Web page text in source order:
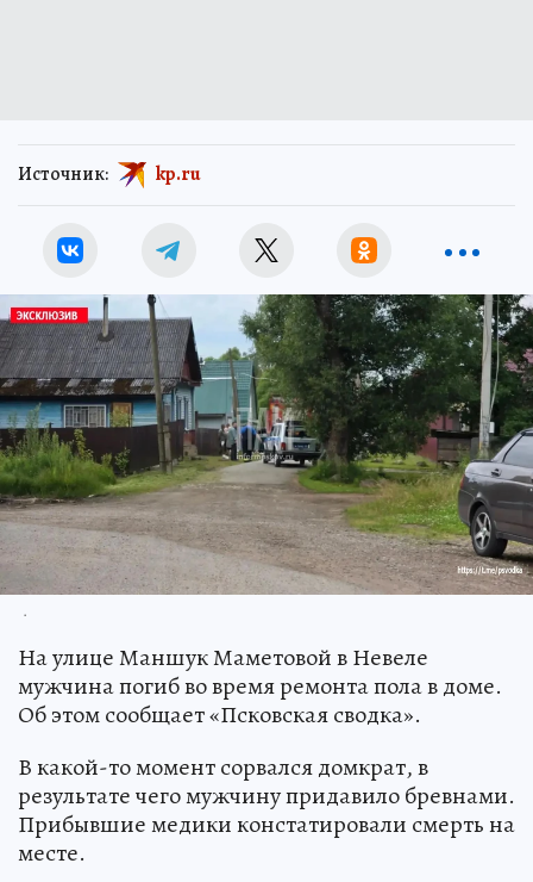
Источник: kp.ru
.
На улице Маншук Маметовой в Невеле
мужчина погиб во время ремонта пола в доме.
Об этом сообщает «Псковская сводка».
В какой-то момент сорвался домкрат, в
результате чего мужчину придавило бревнами.
Прибывшие медики констатировали смерть на
месте.